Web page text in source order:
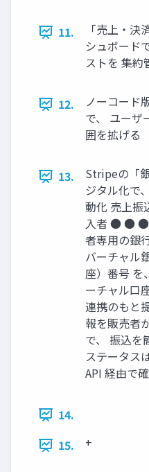
11.
「売上・決
シュボード
ストを 集約
12.
ノーコード
で、 ユーザ
囲を拡げる
13.
Stripeの「
ジタル化で
動化 売上振
入者 ● ● ●
者専用の銀
バーチャル
座）番号 を
ーチャル口
連携のもと
報を販売者
で、 振込を
ステータス
API 経由で
14.
15.
+